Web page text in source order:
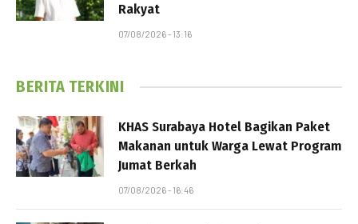
Rakyat
07/08/2026 - 13:16
BERITA TERKINI
KHAS Surabaya Hotel Bagikan Paket
Makanan untuk Warga Lewat Program
Jumat Berkah
07/08/2026 - 16:46